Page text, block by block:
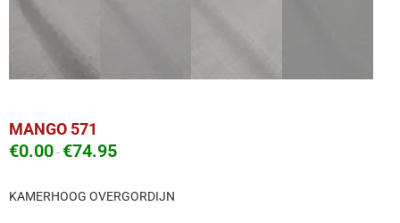
MANGO 571
€0.00-€74.95
KAMERHOOG OVERGORDIJN